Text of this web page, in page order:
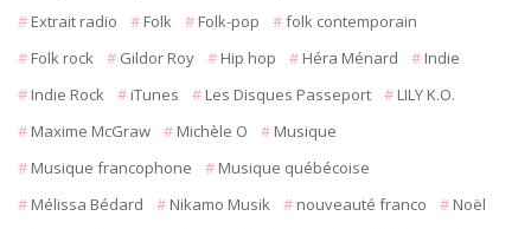
Extrait radio
Folk Folk-pop
folk contemporain
Folk rock
Gildor Roy Hip hop Héra Ménard
Indie
Indie Rock
iTunes Les Disques Passeport
LILY K.O.
Maxime McGraw
Michèle O
Musique
Musique francophone
Musique québécoise
Mélissa Bédard
Nikamo Musik nouveauté franco
Noël